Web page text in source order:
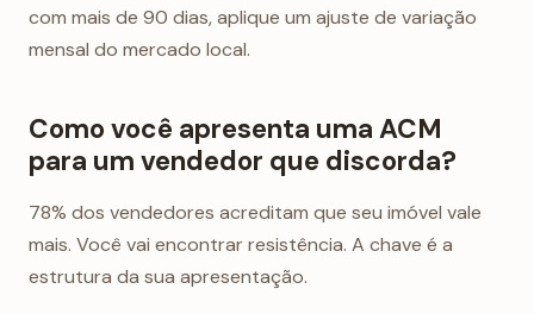
com mais de 90 dias, aplique um ajuste de variação
mensal do mercado local.
Como você apresenta uma ACM
para um vendedor que discorda?
78% dos vendedores acreditam que seu imóvel vale
mais. Você vai encontrar resistência. A chave é a
estrutura da sua apresentação.